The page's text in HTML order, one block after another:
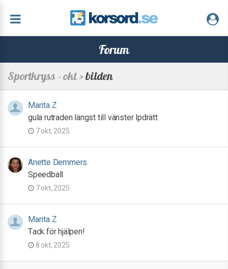
Forum
Sportkryss - okt >bilden
Marita Z
gula rutraden längst till vänster lpdrätt
7 okt, 2025
Anette Demmers
Speedball
7 okt, 2025
Marita Z
Tack för hjälpen!
8 okt, 2025